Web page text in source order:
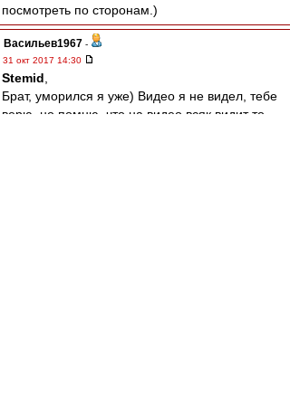
посмотреть по сторонам.)
Васильев1967 -
31 окт 2017 14:30
Stemid
Брат, уморился я уже) Видео я не видел, тебе
верю, но помню, что на видео всяк видит то,